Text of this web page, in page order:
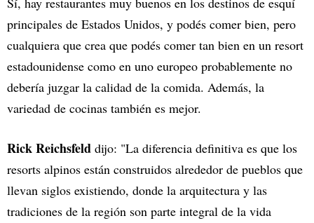
principales de Estados Unidos, y podés comer bien, pero
cualquiera que crea que podés comer tan bien en un resort
estadounidense como en uno europeo probablemente no
debería juzgar la calidad de la comida. Además, la
variedad de cocinas también es mejor.
Rick Reichsfeld dijo: "La diferencia definitiva es que los
resorts alpinos están construidos alrededor de pueblos que
llevan siglos existiendo, donde la arquitectura y las
tradiciones de la región son parte integral de la vida